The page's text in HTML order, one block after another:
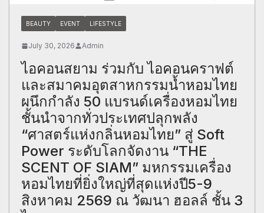
BEAUTY EVENT LIFESTYLE
July 30, 2026 Admin
ไอคอนสยาม ร่วมกับ ไอคอนคราฟต์
และสมาคมอุตสาหกรรมน้ำหอมไทย
ผนึกกำลัง 50 แบรนด์เครื่องหอมไทย
ชั้นนำจากทั่วประเทศปลุกพลัง
“ศาสตร์แห่งกลิ่นหอมไทย” สู่ Soft
Power ระดับโลกจัดงาน “THE
SCENT OF SIAM” มหกรรมเครื่อง
หอมไทยที่ยิ่งใหญ่ที่สุดแห่งปี5-9
สิงหาคม 2569 ณ วัฒนา ฮอลล์ ชั้น 3